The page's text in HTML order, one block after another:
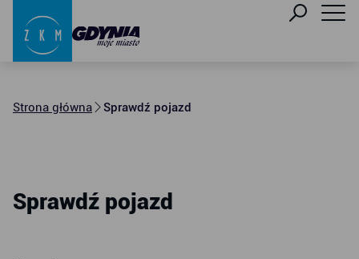
Strona główna Sprawdź pojazd
Sprawdź pojazd